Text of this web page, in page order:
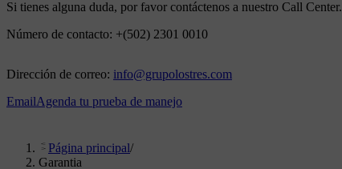
Si tienes alguna duda, por favor contáctenos a nuestro Call Center.
Número de contacto: +(502) 2301 0010
Dirección de correo: info@grupolostres.com
EmailAgenda tu prueba de manejo
Página principal/
Garantia